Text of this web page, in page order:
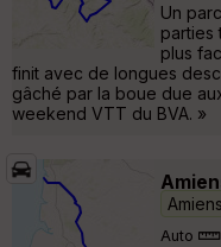
Un
parties
plus
finit avec de longues
gâché par la boue due
weekend VTT du BVA. »
Amiens
Auto